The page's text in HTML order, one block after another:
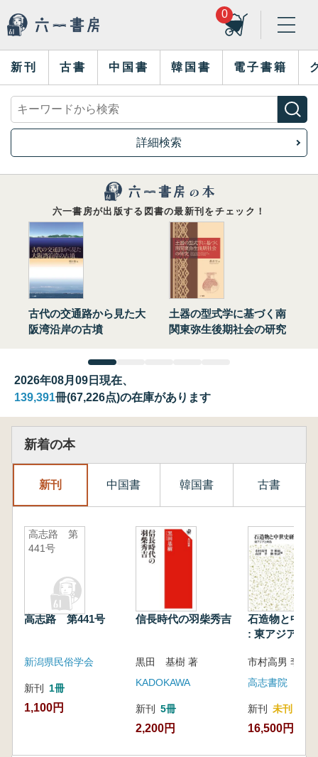
0
新刊 古書 中国書 韓国書 電子書籍
詳細検索
六一書房が出版する図書の最新刊をチェック！
古代の交通路から見た大
阪湾沿岸の古墳
土器の型式学に基づく南
関東弥生後期社会の研究
2026年08月09日現在、
139,391冊(67,226点)の在庫があります
新着の本
新刊 中国書 韓国書 古書
高志路 第
441号
高志路 第441号
新潟県民俗学会
新刊 1冊
1,100円
信長時代の羽柴秀吉
黒田 基樹 著
KADOKAWA
新刊 5冊
2,200円
石造物と中世
: 東アジアと
高志書院
新刊 未刊
16,500円